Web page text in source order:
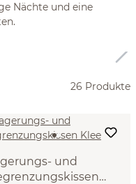
Nächte und eine
26 Produkte
und